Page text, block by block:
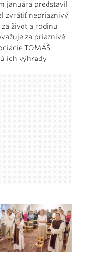
januára predstavil
zvrátiť nepriaznivý
život a rodinu
za priaznivé
TOMÁŠ
ich výhrady.